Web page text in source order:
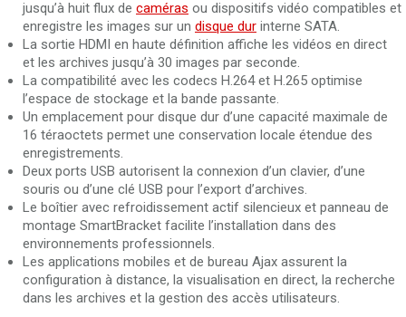
jusqu’à huit flux de caméras ou dispositifs vidéo compatibles et
enregistre les images sur un disque dur interne SATA.
La sortie HDMI en haute définition affiche les vidéos en direct
et les archives jusqu’à 30 images par seconde.
La compatibilité avec les codecs H.264 et H.265 optimise
l’espace de stockage et la bande passante.
Un emplacement pour disque dur d’une capacité maximale de
16 téraoctets permet une conservation locale étendue des
enregistrements.
Deux ports USB autorisent la connexion d’un clavier, d’une
souris ou d’une clé USB pour l’export d’archives.
Le boîtier avec refroidissement actif silencieux et panneau de
montage SmartBracket facilite l’installation dans des
environnements professionnels.
Les applications mobiles et de bureau Ajax assurent la
configuration à distance, la visualisation en direct, la recherche
dans les archives et la gestion des accès utilisateurs.